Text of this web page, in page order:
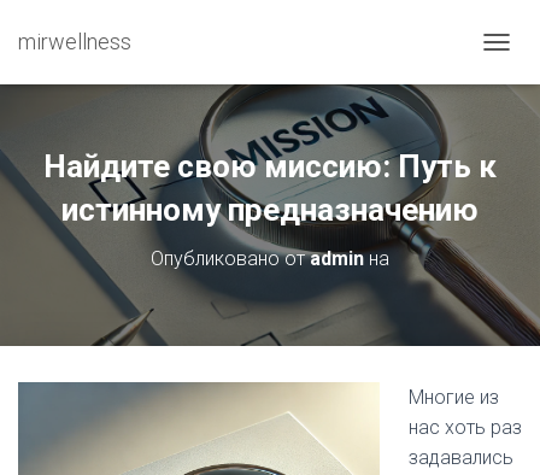
mirwellness
Найдите свою миссию: Путь к
истинному предназначению
Опубликовано отadminна
Многие из
нас хоть раз
задавались